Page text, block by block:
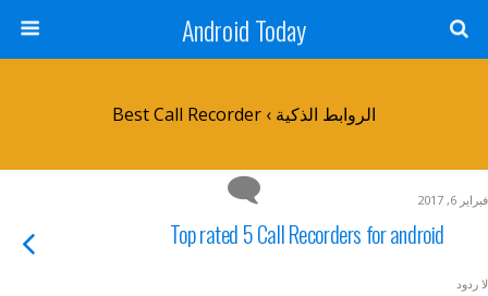
Android Today
الروابط الذكية › Best Call Recorder
فبراير 6, 2017
Top rated 5 Call Recorders for android
لا ردود